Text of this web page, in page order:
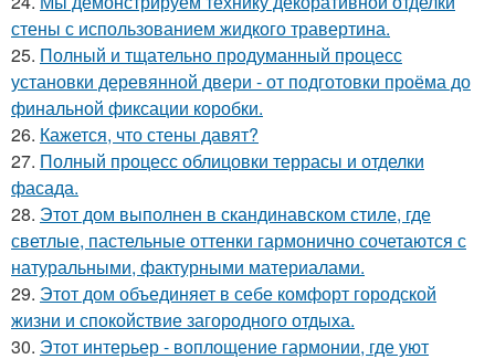
стены с использованием жидкого травертина.
25. Полный и тщательно продуманный процесс
установки деревянной двери - от подготовки проёма до
финальной фиксации коробки.
26. Кажется, что стены давят?
27. Полный процесс облицовки террасы и отделки
фасада.
28. Этот дом выполнен в скандинавском стиле, где
светлые, пастельные оттенки гармонично сочетаются с
натуральными, фактурными материалами.
29. Этот дом объединяет в себе комфорт городской
жизни и спокойствие загородного отдыха.
30. Этот интерьер - воплощение гармонии, где уют